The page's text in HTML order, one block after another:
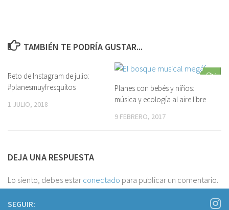
TAMBIÉN TE PODRÍA GUSTAR...
Reto de Instagram de julio:
#planesmuyfresquitos
1 JULIO, 2018
1
Planes con bebés y niños:
música y ecología al aire libre
9 FEBRERO, 2017
DEJA UNA RESPUESTA
Lo siento, debes estar conectado para publicar un comentario.
SEGUIR: